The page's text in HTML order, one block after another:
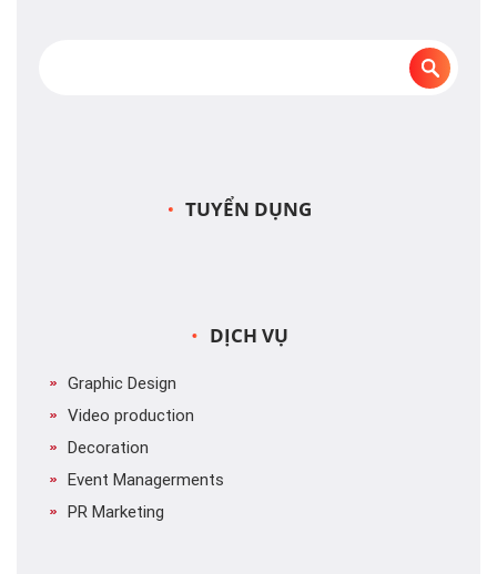
TUYỂN DỤNG
DỊCH VỤ
Graphic Design
Video production
Decoration
Event Managerments
PR Marketing